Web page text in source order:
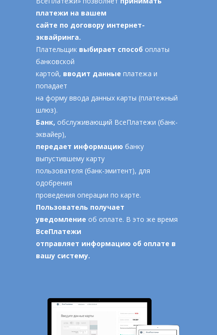
платежи на вашем
сайте по договору интернет-
эквайринга.
Плательщик выбирает способ оплаты
банковской
картой, вводит данные платежа и
попадает
на форму ввода данных карты (платежный
шлюз).
Банк, обслуживающий ВсеПлатежи (банк-
эквайер),
передает информацию банку
выпустившему карту
пользователя (банк-эмитент), для
одобрения
проведения операции по карте.
Пользователь получает
уведомление об оплате. В это же время
ВсеПлатежи
отправляет информацию об оплате в
вашу систему.